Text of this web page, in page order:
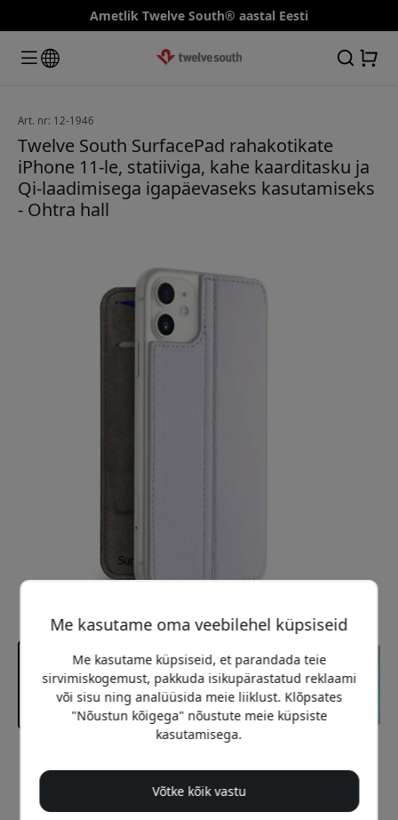
Ametlik Twelve South® aastal Eesti
Art. nr: 12-1946
Twelve South SurfacePad rahakotikate
iPhone 11-le, statiiviga, kahe kaarditasku ja
Qi-laadimisega igapäevaseks kasutamiseks
- Ohtra hall
49.99 EUR
Me kasutame oma veebilehel küpsiseid
Me kasutame küpsiseid, et parandada teie
sirvimiskogemust, pakkuda isikupärastatud reklaami
või sisu ning analüüsida meie liiklust. Klõpsates
"Nõustun kõigega" nõustute meie küpsiste
kasutamisega.
Võtke kõik vastu